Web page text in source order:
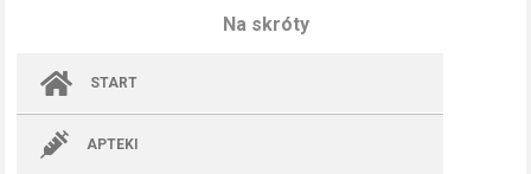
Na skróty
START
APTEKI